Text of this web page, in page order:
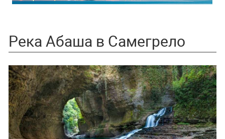
Река Абаша в Самегрело